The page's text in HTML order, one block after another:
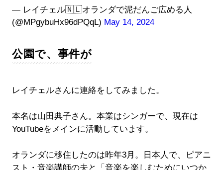
— レイチェル🇳🇱オランダで泥だんご広める人
(@MPgybuHx96dPQqL) May 14, 2024
公園で、事件が
レイチェルさんに連絡をしてみました。
本名は山田典子さん。本業はシンガーで、現在は
YouTubeをメインに活動しています。
オランダに移住したのは昨年3月。日本人で、ピアニ
スト・音楽講師の夫と「音楽を楽しむためにいつか